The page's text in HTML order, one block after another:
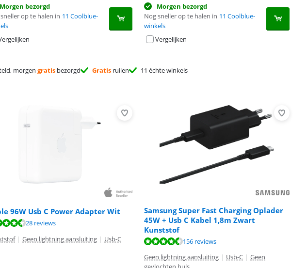
Morgen bezorgd
op te halen in 11 Coolblue-
Morgen bezorgd
Nog sneller op te halen in 11 Coolblue-
winkels
Vergelijken
morgen gratis bezorgd Gratis ruilen 11 échte winkels
96W Usb C Power Adapter Wit
28 reviews
| Geen lightning aansluiting | Usb-C
Samsung Super Fast Charging Oplader
45W + Usb C Kabel 1,8m Zwart
Kunststof
156 reviews
Geen lightning aansluiting | Usb-C | Geen